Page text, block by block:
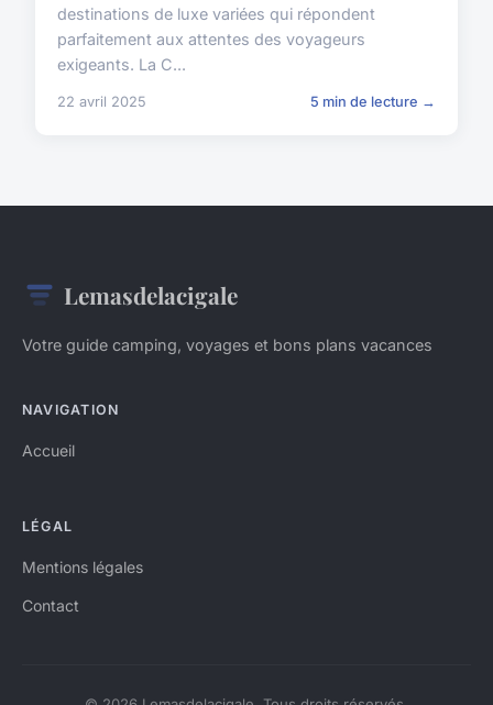
destinations de luxe variées qui répondent
parfaitement aux attentes des voyageurs
exigeants. La C...
22 avril 2025 5 min de lecture →
Lemasdelacigale
Votre guide camping, voyages et bons plans vacances
NAVIGATION
Accueil
LÉGAL
Mentions légales
Contact